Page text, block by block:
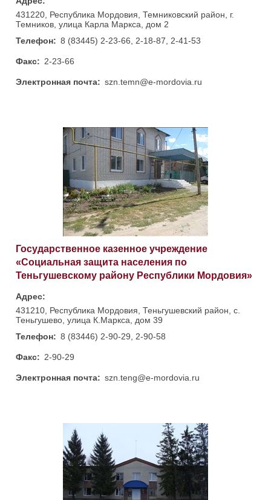
431220, Республика Мордовия, Темниковский район, г.
Темников, улица Карла Маркса, дом 2
Телефон: 8 (83445) 2-23-66, 2-18-87, 2-41-53
Факс: 2-23-66
Электронная почта: szn.temn@e-mordovia.ru
Государственное казенное учреждение
«Социальная защита населения по
Теньгушевскому району Республики Мордовия»
Адрес:
431210, Республика Мордовия, Теньгушевский район, с.
Теньгушево, улица К.Маркса, дом 39
Телефон: 8 (83446) 2-90-29, 2-90-58
Факс: 2-90-29
Электронная почта: szn.teng@e-mordovia.ru